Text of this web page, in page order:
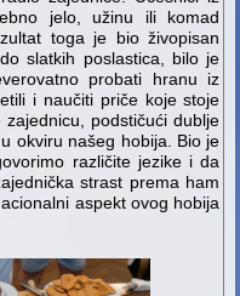
jelo, užinu ili komad
toga je bio živopisan
slatkih poslastica, bilo je
probati hranu iz
i naučiti priče koje stoje
podstičući dublje
okviru našeg hobija. Bio je
različite jezike i da
strast prema ham
aspekt ovog hobija